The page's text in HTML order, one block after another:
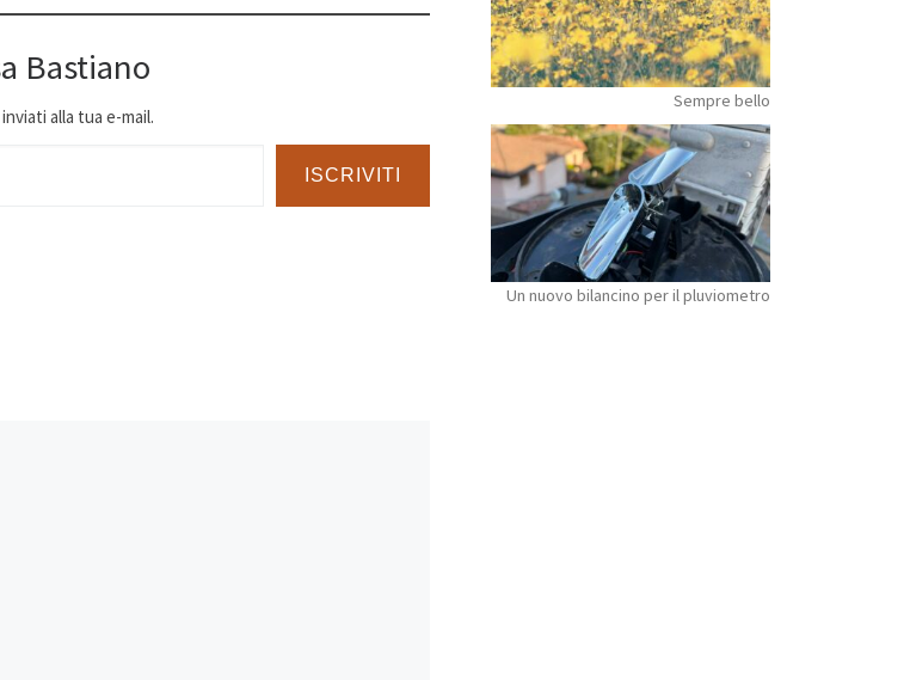
Bastiano
alla tua e-mail.
ISCRIVITI
Sempre bello
Un nuovo bilancino per il pluviometro